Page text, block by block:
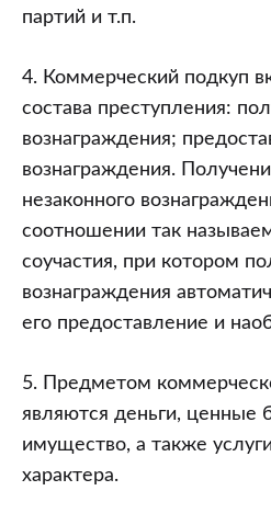
партий и т.п.
4. Коммерческий подкуп
состава преступления:
вознаграждения;
вознаграждения.
незаконного
соотношении так
соучастия, при котором
вознаграждения
его предоставление и
5. Предметом
являются деньги, ценные
имущество, а также
характера.